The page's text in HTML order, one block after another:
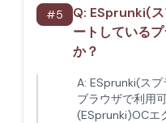
#5 Q: ESprunki(
ートしている
か？
A: ESprunki(ス
ブラウザで利用
(ESprunki)OCエ